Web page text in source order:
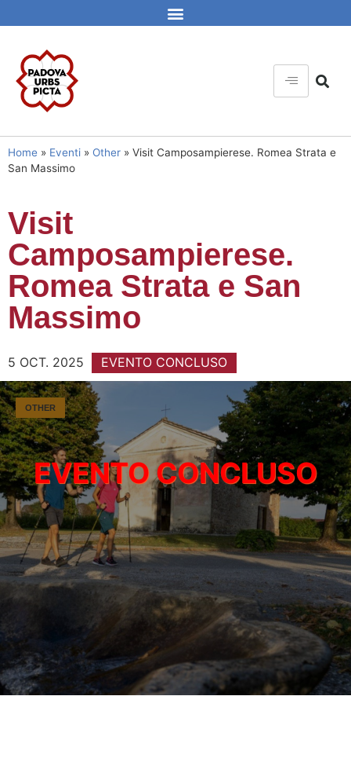
Home » Eventi » Other » Visit Camposampierese. Romea Strata e
San Massimo
Visit
Camposampierese.
Romea Strata e San
Massimo
5 OCT. 2025 EVENTO CONCLUSO
OTHER